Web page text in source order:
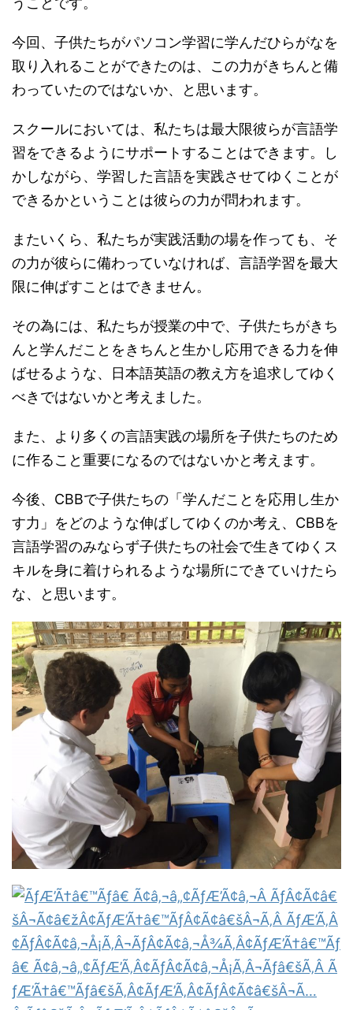
今回、子供たちがパソコン学習に学んだひらがなを
取り入れることができたのは、この力がきちんと備
わっていたのではないか、と思います。
スクールにおいては、私たちは最大限彼らが言語学
習をできるようにサポートすることはできます。し
かしながら、学習した言語を実践させてゆくことが
できるかということは彼らの力が問われます。
またいくら、私たちが実践活動の場を作っても、そ
の力が彼らに備わっていなければ、言語学習を最大
限に伸ばすことはできません。
その為には、私たちが授業の中で、子供たちがきち
んと学んだことをきちんと生かし応用できる力を伸
ばせるような、日本語英語の教え方を追求してゆく
べきではないかと考えました。
また、より多くの言語実践の場所を子供たちのため
に作ること重要になるのではないかと考えます。
今後、CBBで子供たちの「学んだことを応用し生か
す力」をどのような伸ばしてゆくのか考え、CBBを
言語学習のみならず子供たちの社会で生きてゆくス
キルを身に着けられるような場所にできていけたら
な、と思います。